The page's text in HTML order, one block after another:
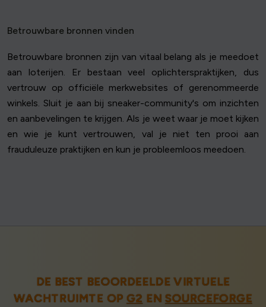
Betrouwbare bronnen vinden
Betrouwbare bronnen zijn van vitaal belang als je meedoet
aan loterijen. Er bestaan veel oplichterspraktijken, dus
vertrouw op officiële merkwebsites of gerenommeerde
winkels. Sluit je aan bij sneaker-community's om inzichten
en aanbevelingen te krijgen. Als je weet waar je moet kijken
en wie je kunt vertrouwen, val je niet ten prooi aan
frauduleuze praktijken en kun je probleemloos meedoen.
DE BEST BEOORDEELDE VIRTUELE
WACHTRUIMTE OP G2 EN SOURCEFORGE